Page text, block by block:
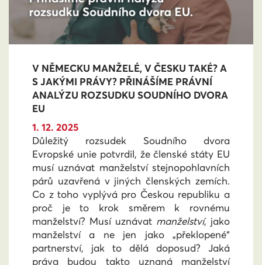
V NĚMECKU MANŽELÉ, V ČESKU TAKÉ? A
S JAKÝMI PRÁVY? PŘINÁŠÍME PRÁVNÍ
ANALÝZU ROZSUDKU SOUDNÍHO DVORA
EU
1. 12. 2025
Důležitý rozsudek Soudního dvora
Evropské unie potvrdil, že členské státy EU
musí uznávat manželství stejnopohlavních
párů uzavřená v jiných členských zemích.
Co z toho vyplývá pro Českou republiku a
proč je to krok směrem k rovnému
manželství? Musí uznávat manželství, jako
manželství a ne jen jako „překlopené“
partnerství, jak to dělá doposud? Jaká
práva budou takto uznaná manželství